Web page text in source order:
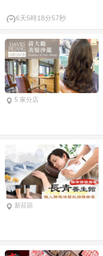
6天5時18分56秒
5 家分店
新莊區